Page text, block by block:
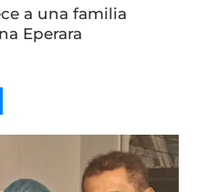
a una familia
Eperara